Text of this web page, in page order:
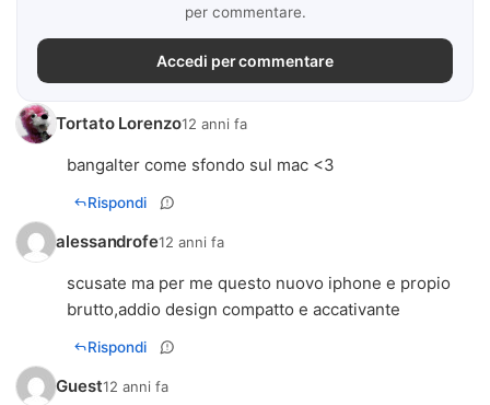
per commentare.
Accedi per commentare
Tortato Lorenzo12 anni fa
bangalter come sfondo sul mac <3
Rispondi
alessandrofe12 anni fa
scusate ma per me questo nuovo iphone e propio
brutto,addio design compatto e accativante
Rispondi
Guest12 anni fa